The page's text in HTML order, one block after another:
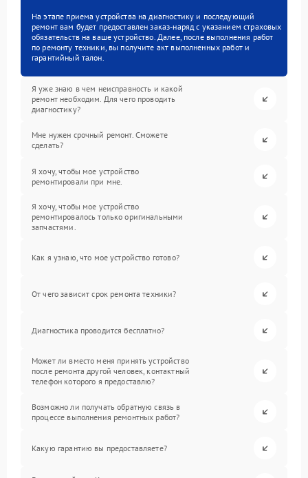
На этапе приема устройства на диагностику и последующий
ремонт вам будет предоставлен заказ-наряд с указанием страховых
обязательств на ваше устройство. Далее, после выполнения работ
по ремонту техники, вы получите акт выполненных работ и
гарантийный талон.
Я уже знаю в чем неисправность и какой
ремонт необходим. Для чего проводить
диагностику?
Мне нужен срочный ремонт. Сможете
сделать?
Я хочу, чтобы мое устройство
ремонтировали при мне.
Я хочу, чтобы мое устройство
ремонтировалось только оригинальными
запчастями.
Как я узнаю, что мое устройство готово?
От чего зависит срок ремонта техники?
Диагностика проводится бесплатно?
Может ли вместо меня принять устройство
после ремонта другой человек, контактный
телефон которого я предоставлю?
Возможно ли получать обратную связь в
процессе выполнения ремонтных работ?
Какую гарантию вы предоставляете?